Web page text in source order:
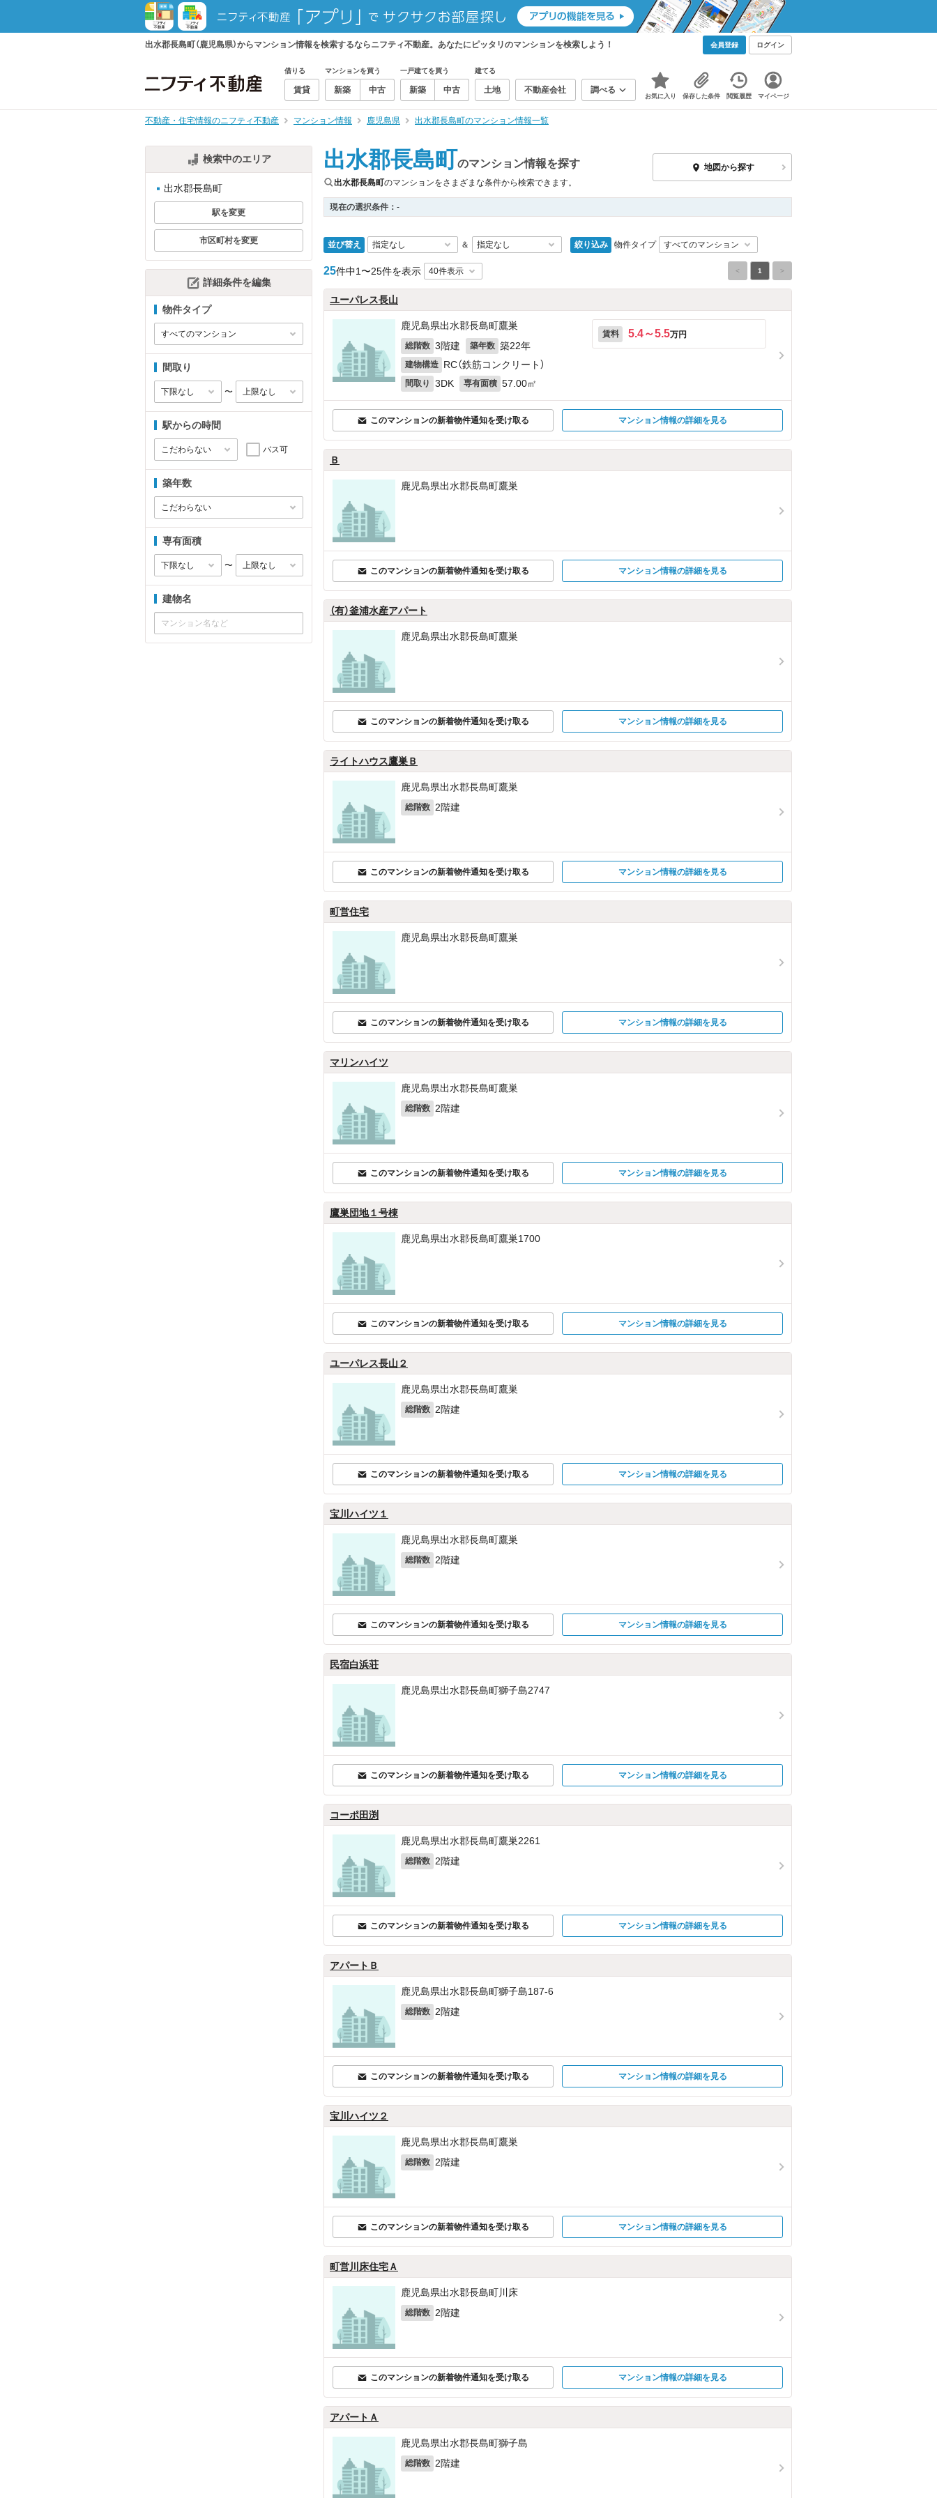
出水郡長島町（鹿児島県）からマンション情報を検索するならニフティ不動産。あなたにピッタリのマンションを検索しよう！ 会員登録 ログイン
借りる
賃貸
マンションを買う
新築 中古
一戸建てを買う
新築 中古
建てる
土地 不動産会社 調べる
お気に入り 保存した条件 閲覧履歴 マイページ
不動産・住宅情報のニフティ不動産 マンション情報 鹿児島県 出水郡長島町のマンション情報一覧
検索中のエリア
出水郡長島町
駅を変更
市区町村を変更
詳細条件を編集
物件タイプ
間取り
〜
駅からの時間
バス可
築年数
専有面積
〜
建物名
出水郡長島町のマンション情報を探す
出水郡長島町のマンションをさまざまな条件から検索できます。
地図から探す
現在の選択条件： -
並び替え ＆ 絞り込み 物件タイプ
25件中1〜25件を表示 < 1 >
ユーパレス長山
鹿児島県出水郡長島町鷹巣
総階数 3階建 築年数 築22年
建物構造 RC（鉄筋コンクリート）
間取り 3DK 専有面積 57.00㎡
賃料 5.4～5.5万円
このマンションの新着物件通知を受け取る マンション情報の詳細を見る
Ｂ
鹿児島県出水郡長島町鷹巣
このマンションの新着物件通知を受け取る マンション情報の詳細を見る
（有）釜浦水産アパート
鹿児島県出水郡長島町鷹巣
このマンションの新着物件通知を受け取る マンション情報の詳細を見る
ライトハウス鷹巣Ｂ
鹿児島県出水郡長島町鷹巣
総階数 2階建
このマンションの新着物件通知を受け取る マンション情報の詳細を見る
町営住宅
鹿児島県出水郡長島町鷹巣
このマンションの新着物件通知を受け取る マンション情報の詳細を見る
マリンハイツ
鹿児島県出水郡長島町鷹巣
総階数 2階建
このマンションの新着物件通知を受け取る マンション情報の詳細を見る
鷹巣団地１号棟
鹿児島県出水郡長島町鷹巣1700
このマンションの新着物件通知を受け取る マンション情報の詳細を見る
ユーパレス長山２
鹿児島県出水郡長島町鷹巣
総階数 2階建
このマンションの新着物件通知を受け取る マンション情報の詳細を見る
宝川ハイツ１
鹿児島県出水郡長島町鷹巣
総階数 2階建
このマンションの新着物件通知を受け取る マンション情報の詳細を見る
民宿白浜荘
鹿児島県出水郡長島町獅子島2747
このマンションの新着物件通知を受け取る マンション情報の詳細を見る
コーポ田渕
鹿児島県出水郡長島町鷹巣2261
総階数 2階建
このマンションの新着物件通知を受け取る マンション情報の詳細を見る
アパートＢ
鹿児島県出水郡長島町獅子島187‐6
総階数 2階建
このマンションの新着物件通知を受け取る マンション情報の詳細を見る
宝川ハイツ２
鹿児島県出水郡長島町鷹巣
総階数 2階建
このマンションの新着物件通知を受け取る マンション情報の詳細を見る
町営川床住宅Ａ
鹿児島県出水郡長島町川床
総階数 2階建
このマンションの新着物件通知を受け取る マンション情報の詳細を見る
アパートＡ
鹿児島県出水郡長島町獅子島
総階数 2階建